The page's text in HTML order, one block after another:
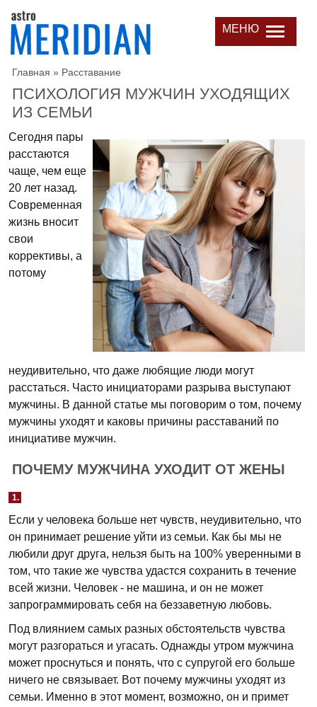
МЕНЮ
Главная » Расставание
ПСИХОЛОГИЯ МУЖЧИН УХОДЯЩИХ
ИЗ СЕМЬИ
Сегодня пары
расстаются
чаще, чем еще
20 лет назад.
Современная
жизнь вносит
свои
коррективы, а
потому
неудивительно, что даже любящие люди могут
расстаться. Часто инициаторами разрыва выступают
мужчины. В данной статье мы поговорим о том, почему
мужчины уходят и каковы причины расставаний по
инициативе мужчин.
ПОЧЕМУ МУЖЧИНА УХОДИТ ОТ ЖЕНЫ
1.
Если у человека больше нет чувств, неудивительно, что
он принимает решение уйти из семьи. Как бы мы не
любили друг друга, нельзя быть на 100% уверенными в
том, что такие же чувства удастся сохранить в течение
всей жизни. Человек - не машина, и он не может
запрограммировать себя на беззаветную любовь.
Под влиянием самых разных обстоятельств чувства
могут разгораться и угасать. Однажды утром мужчина
может проснуться и понять, что с супругой его больше
ничего не связывает. Вот почему мужчины уходят из
семьи. Именно в этот момент, возможно, он и примет